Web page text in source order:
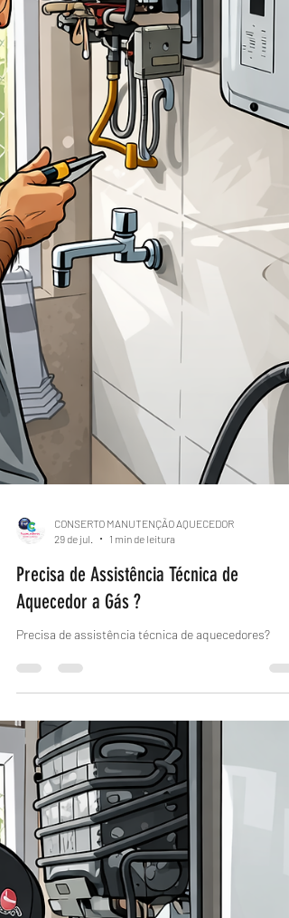
CONSERTO MANUTENÇÃO AQUECEDOR
29 de jul.
1 min de leitura
Precisa de Assistência Técnica de
Aquecedor a Gás ?